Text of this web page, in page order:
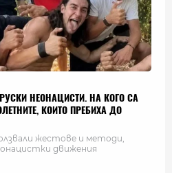
НЕОНАЦИСТИ. НА КОГО СА
КОИТО ПРЕБИХА ДО
жестове и методи,
движения